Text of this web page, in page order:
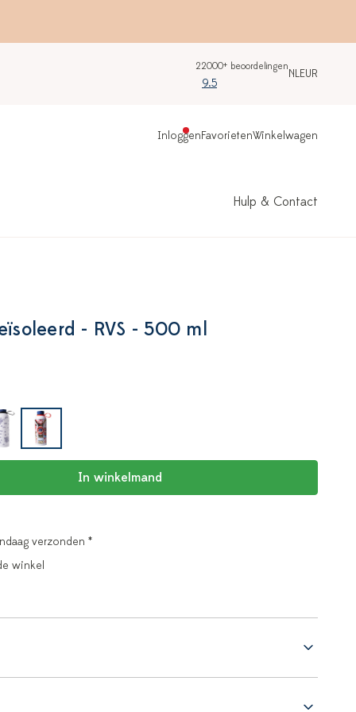
22000+ beoordelingen
9.5
NLEUR
InloggenFavorietenWinkelwagen
Hulp & Contact
- RVS - 500 ml
In winkelmand
verzonden *
winkel